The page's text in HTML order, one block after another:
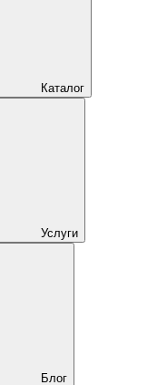
Каталог
Услуги
Блог